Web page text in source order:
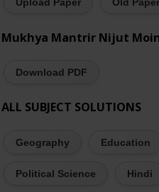
Mukhya Mantrir Nijut
Download PDF
ALL SUBJECT SOLUTIONS
Geography Education
Political Science Hindi